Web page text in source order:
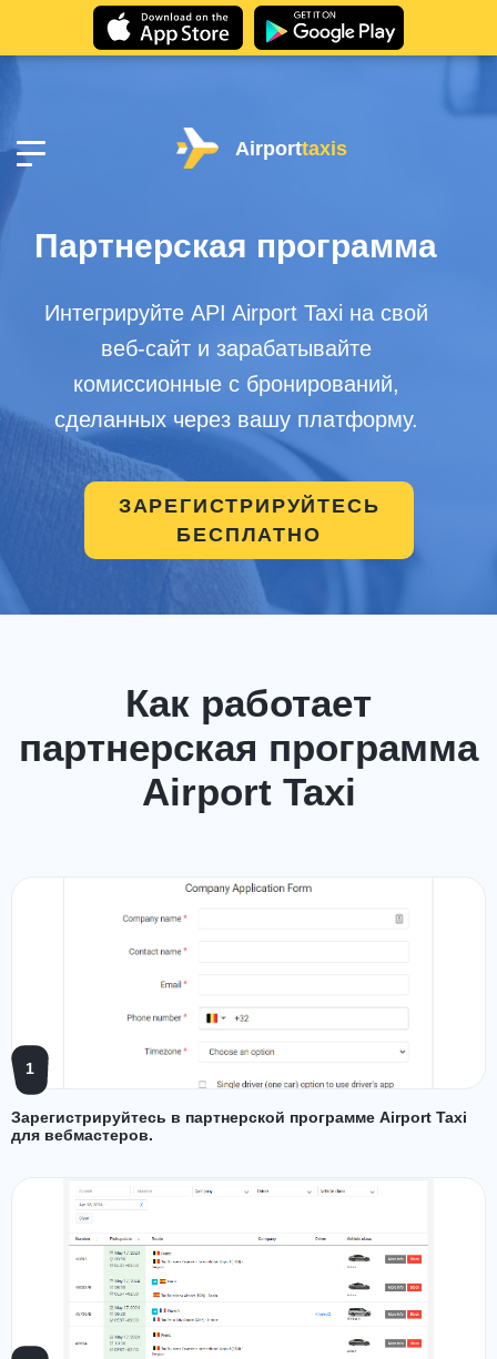
Airporttaxis
Партнерская программа
Интегрируйте API Airport Taxi на свой
веб-сайт и зарабатывайте
комиссионные с бронирований,
сделанных через вашу платформу.
ЗАРЕГИСТРИРУЙТЕСЬ
БЕСПЛАТНО
Как работает
партнерская программа
Airport Taxi
1
Зарегистрируйтесь в партнерской программе Airport Taxi
для вебмастеров.